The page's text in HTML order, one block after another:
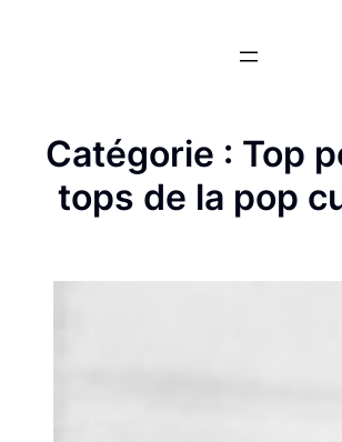
Catégorie : Top
tops de la pop